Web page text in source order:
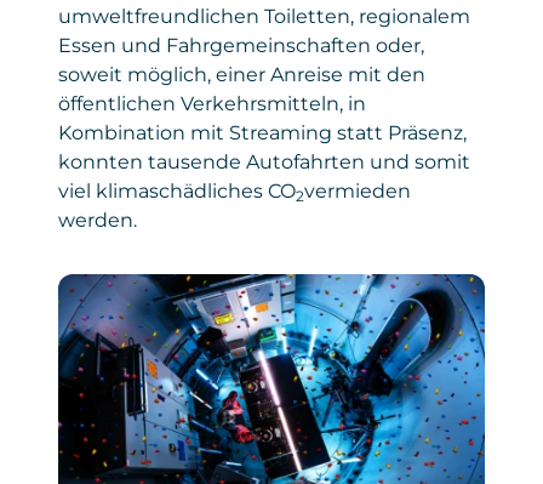
umweltfreundlichen Toiletten, regionalem
Essen und Fahrgemeinschaften oder,
soweit möglich, einer Anreise mit den
öffentlichen Verkehrsmitteln, in
Kombination mit Streaming statt Präsenz,
konnten tausende Autofahrten und somit
viel klimaschädliches CO2vermieden
werden.